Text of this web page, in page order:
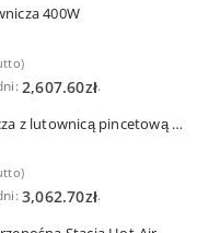
400W
2,607.60zł.
Quick TS6 Stacja lutownicza z lutownicą pincetową 60W
3,062.70zł.